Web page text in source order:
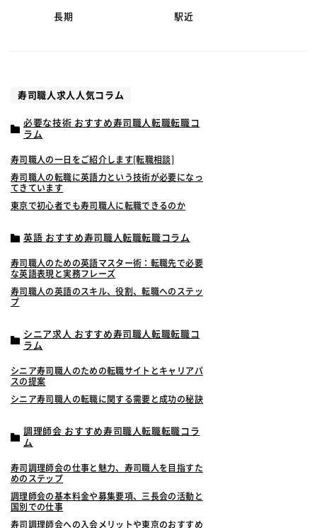
長期 駅近
寿司職人求人人気コラム
必要な技術 おすすめ寿司職人転職転職コ
ラム
寿司職人の一日をご紹介します[転職相談]
寿司職人の転職に英語力という技術が必要になっ
てきています
東京で初心者でも寿司職人に転職できるのか
英語 おすすめ寿司職人転職転職コラム
寿司職人のための英語マスター術：転職先で必要
な英語表現と実務フレーズ
寿司職人の英語のスキル、役割、転職へのステッ
プ
シニア求人 おすすめ寿司職人転職転職コ
ラム
シニア寿司職人のための転職サイトとキャリアパ
スの提案
シニア寿司職人の転職に関する需要と成功の秘訣
調理師会 おすすめ寿司職人転職転職コラ
ム
寿司調理師会の仕事と魅力、寿司職人を目指すた
めのステップ
調理師会の基本料金や募集要項、三長会の活動と
国別での仕事
寿司調理師会への入会メリットや東京のおすすめ